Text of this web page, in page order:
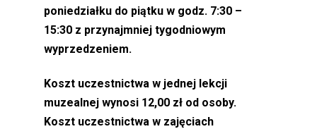
poniedziałku do piątku w godz. 7:30 –
15:30 z przynajmniej tygodniowym
wyprzedzeniem.
Koszt uczestnictwa w jednej lekcji
muzealnej wynosi 12,00 zł od osoby.
Koszt uczestnictwa w zajęciach